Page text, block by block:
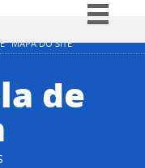
MAPA DO SITE
Simplifique!
Participede